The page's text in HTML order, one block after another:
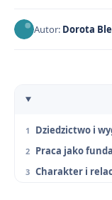
Autor: Dorota
Dziedzictwo i
Praca jako
Charakter i